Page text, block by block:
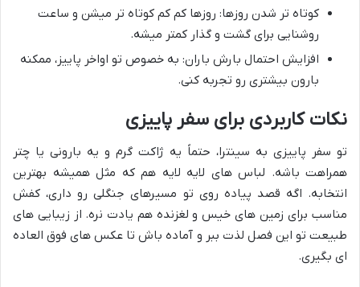
کوتاه تر شدن روزها: روزها کم کم کوتاه تر میشن و ساعت
روشنایی برای گشت و گذار کمتر میشه.
افزایش احتمال بارش باران: به خصوص تو اواخر پاییز، ممکنه
بارون بیشتری رو تجربه کنی.
نکات کاربردی برای سفر پاییزی
تو سفر پاییزی به سینترا، حتماً یه ژاکت گرم و یه بارونی یا چتر
همراهت باشه. لباس های لایه لایه هم که مثل همیشه بهترین
انتخابه. اگه قصد پیاده روی تو مسیرهای جنگلی رو داری، کفش
مناسب برای زمین های خیس و لغزنده هم یادت نره. از زیبایی های
طبیعت تو این فصل لذت ببر و آماده باش تا عکس های فوق العاده
ای بگیری.